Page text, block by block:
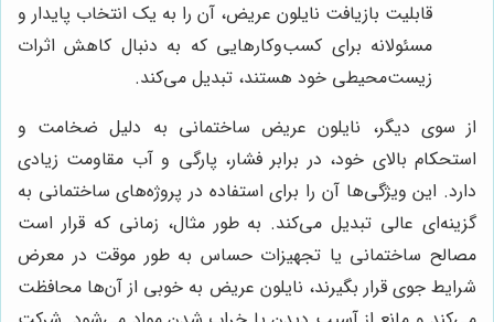
قابلیت بازیافت نایلون عریض، آن را به یک انتخاب پایدار و
مسئولانه برای کسب‌وکارهایی که به دنبال کاهش اثرات
زیست‌محیطی خود هستند، تبدیل می‌کند.
از سوی دیگر، نایلون عریض ساختمانی به دلیل ضخامت و
استحکام بالای خود، در برابر فشار، پارگی و آب مقاومت زیادی
دارد. این ویژگی‌ها آن را برای استفاده در پروژه‌های ساختمانی به
گزینه‌ای عالی تبدیل می‌کند. به طور مثال، زمانی که قرار است
مصالح ساختمانی یا تجهیزات حساس به طور موقت در معرض
شرایط جوی قرار بگیرند، نایلون عریض به خوبی از آن‌ها محافظت